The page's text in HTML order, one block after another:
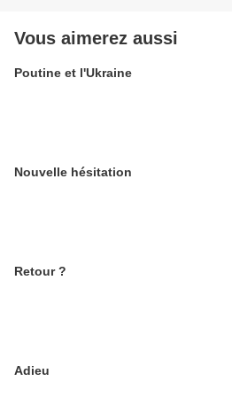
Vous aimerez aussi
Poutine et l'Ukraine
Nouvelle hésitation
Retour ?
Adieu